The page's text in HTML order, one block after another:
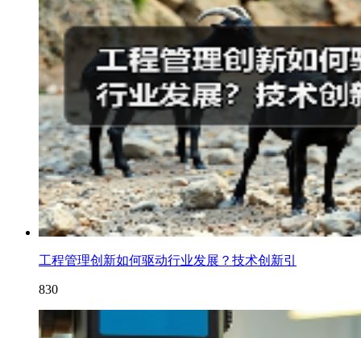
工程管理创新如何驱动行业发展？技术创新引
830